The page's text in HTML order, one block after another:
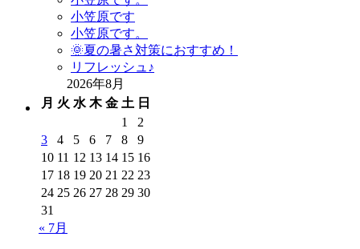
小笠原です
小笠原です。
🌞夏の暑さ対策におすすめ！
リフレッシュ♪
2026年8月
月 火 水 木 金 土 日
1
2
3
4 5 6 7 8
9
10 11 12 13 14 15 16
17 18 19 20 21 22 23
24 25 26 27 28 29 30
31
« 7月